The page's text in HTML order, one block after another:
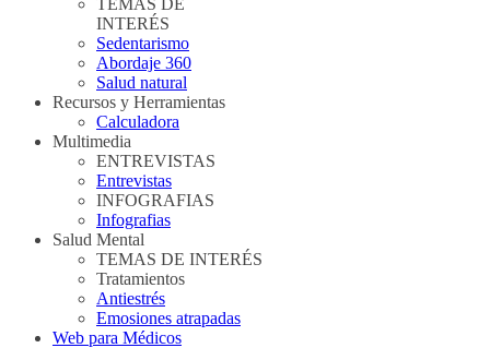
TEMAS DE
INTERÉS
Sedentarismo
Abordaje 360
Salud natural
Recursos y Herramientas
Calculadora
Multimedia
ENTREVISTAS
Entrevistas
INFOGRAFIAS
Infografias
Salud Mental
TEMAS DE INTERÉS
Tratamientos
Antiestrés
Emosiones atrapadas
Web para Médicos